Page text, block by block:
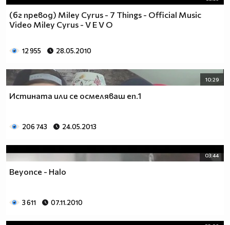
(бг превод) Miley Cyrus - 7 Things - Official Music
Video Miley Cyrus - V E V O
12 955 28.05.2010
10:29
Истината или се осмеляваш еп.1
206 743 24.05.2013
03:44
Beyoncе - Halo
3 611 07.11.2010